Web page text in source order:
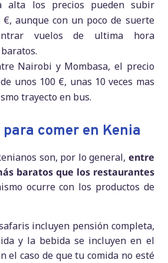
alta los precios pueden subir
aunque con un poco de suerte
vuelos de ultima hora
Nairobi y Mombasa, el precio
unos 100 €, unas 10 veces mas
trayecto en bus.
comer en Kenia
son, por lo general, entre
baratos que los restaurantes
ocurre con los productos de
incluyen pensión completa,
y la bebida se incluyen en el
el caso de que tu comida no esté